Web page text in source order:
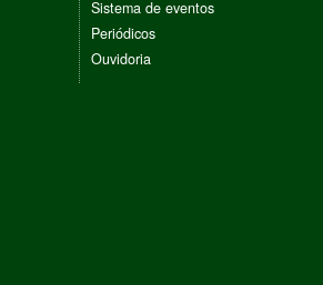
Sistema de eventos
Periódicos
Ouvidoria